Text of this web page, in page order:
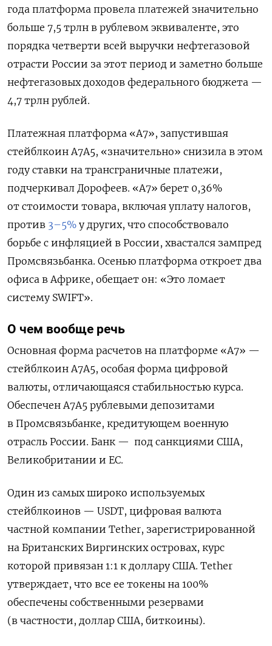
года платформа провела платежей значительно
больше 7,5 трлн в рублевом эквиваленте, это
порядка четверти всей выручки нефтегазовой
отрасти России за этот период и заметно больше
нефтегазовых доходов федерального бюджета —
4,7 трлн рублей.
Платежная платформа «A7», запустившая
стейблкоин A7A5, «значительно» снизила в этом
году ставки на трансграничные платежи,
подчеркивал Дорофеев. «A7» берет 0,36%
от стоимости товара, включая уплату налогов,
против 3–5% у других, что способствовало
борьбе с инфляцией в России, хвастался зампред
Промсвязьбанка. Осенью платформа откроет два
офиса в Африке, обещает он: «Это ломает
систему SWIFT».
О чем вообще речь
Основная форма расчетов на платформе «A7» —
стейблкоин A7A5, особая форма цифровой
валюты, отличающаяся стабильностью курса.
Обеспечен A7A5 рублевыми депозитами
в Промсвязьбанке, кредитующем военную
отрасль России. Банк — под санкциями США,
Великобритании и ЕС.
Один из самых широко используемых
стейблкоинов — USDT, цифровая валюта
частной компании Tether, зарегистрированной
на Британских Виргинских островах, курс
которой привязан 1:1 к доллару США. Tether
утверждает, что все ее токены на 100%
обеспечены собственными резервами
(в частности, доллар США, биткоины).